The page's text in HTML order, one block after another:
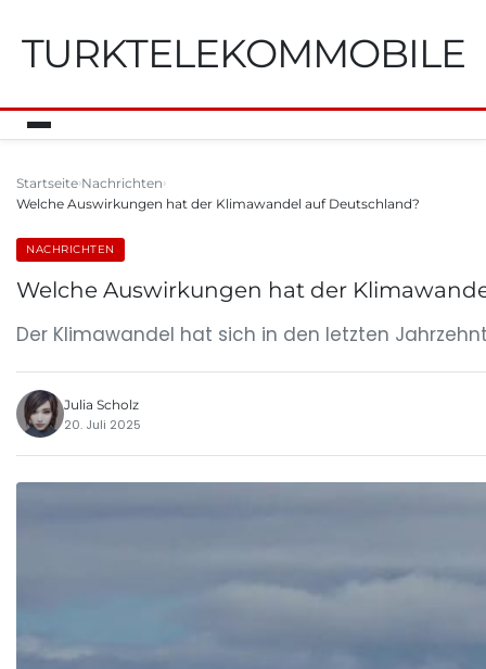
TURKTELEKOMMOBILE
Startseite Nachrichten
Welche Auswirkungen hat der Klimawandel auf Deutschland?
NACHRICHTEN
Welche Auswirkungen hat der
Der Klimawandel hat sich in den letzten
Julia Scholz
20. Juli 2025